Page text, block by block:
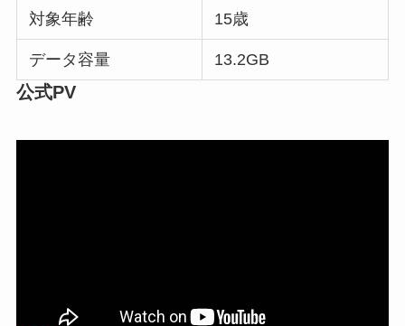
対象年齢 15歳
データ容量 13.2GB
公式PV